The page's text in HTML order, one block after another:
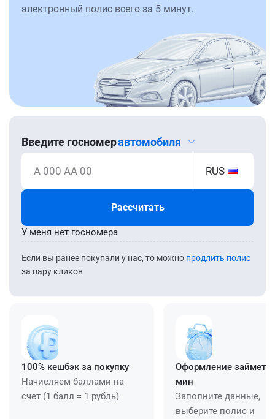
электронный полис всего за 5 минут.
Введите госномеравтомобиля
А 000 АА 00 RUS
Рассчитать
Если вы ранее покупали у нас, то можно продлить полис
за пару кликов
У меня нет госномера
100% кешбэк за покупку
Начисляем баллами на
счет (1 балл = 1 рубль)
Оформление займет
мин
Заполните данные,
выберите полис и